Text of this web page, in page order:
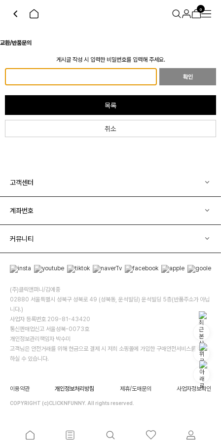
0
교환/반품문의
게시글 작성 시 입력한 비밀번호를 입력해 주세요.
확인
목록
취소
고객센터
계좌번호
커뮤니티
(주)클릭앤퍼니/김예중
02880 서울특별시 성북구 성북로 49 (성북동, 운석빌딩) 운석빌딩 5층(반품주소가 아닙
니다.)
사업자 등록번호 209-81-43420
통신판매업신고 서울성북-0073호
개인정보관리책임자 박수미
고객님은 안전거래를 위해 현금으로 결제 시 저희 소핑몰에 가입한 구매안전서비스를 이용
하실 수 있습니다.
이용약관 개인정보처리방침 제휴/도매문의 사업자정보확인
COPYRIGHT (c)CLICKNFUNNY. All rights reserved.